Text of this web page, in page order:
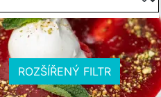
ROZŠÍŘENÝ FILTR